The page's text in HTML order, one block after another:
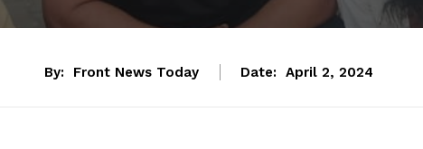
By: Front News Today Date: April 2, 2024